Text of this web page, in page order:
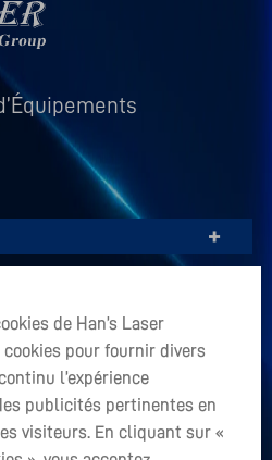
+
tous les cookies
de Han’s Laser
cookies pour fournir divers
l’expérience
publicités pertinentes en
visiteurs. En cliquant sur «